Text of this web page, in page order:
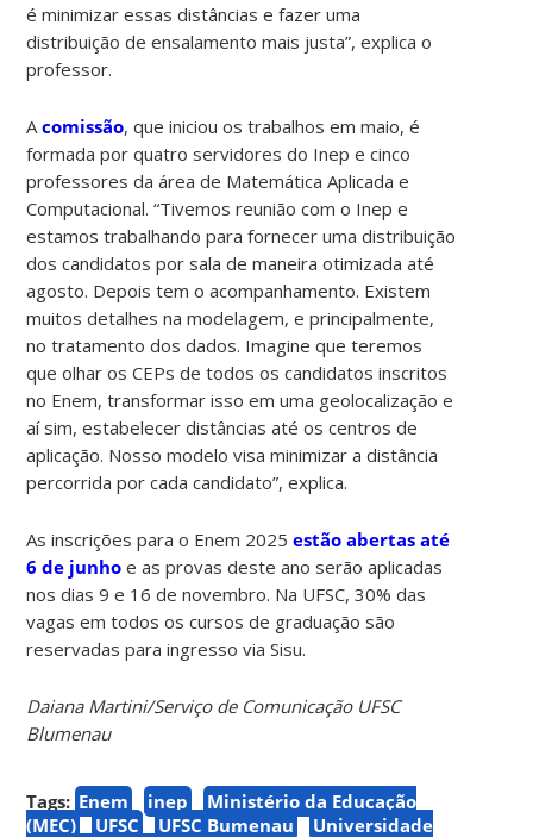
é minimizar essas distâncias e fazer uma
distribuição de ensalamento mais justa”, explica o
professor.
Acomissão, que iniciou os trabalhos em maio, é
formada por quatro servidores do Inep e cinco
professores da área de Matemática Aplicada e
Computacional. “Tivemos reunião com o Inep e
estamos trabalhando para fornecer uma distribuição
dos candidatos por sala de maneira otimizada até
agosto. Depois tem o acompanhamento. Existem
muitos detalhes na modelagem, e principalmente,
no tratamento dos dados. Imagine que teremos
que olhar os CEPs de todos os candidatos inscritos
no Enem, transformar isso em uma geolocalização e
aí sim, estabelecer distâncias até os centros de
aplicação. Nosso modelo visa minimizar a distância
percorrida por cada candidato”, explica.
As inscrições para o Enem 2025estão abertas até
6 de junho e as provas deste ano serão aplicadas
nos dias 9 e 16 de novembro. Na UFSC, 30% das
vagas em todos os cursos de graduação são
reservadas para ingresso via Sisu.
Daiana Martini/Serviço de Comunicação UFSC
Blumenau
Tags: Enem inep
Ministério da Educação
(MEC)
UFSC UFSC Bumenau
Universidade